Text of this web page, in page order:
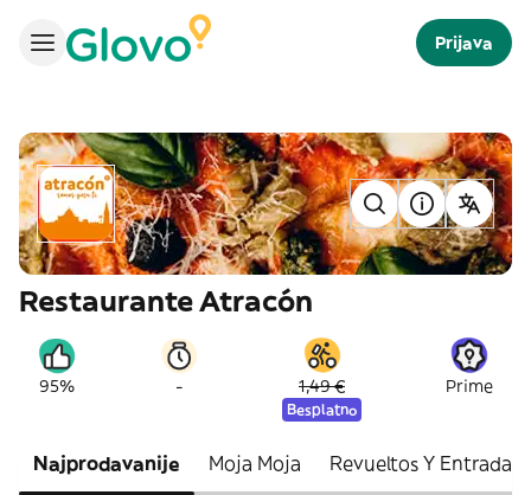
Prijava
Restaurante Atracón
95% - 1,49 €
Besplatno
Prime
Najprodavanije Moja Moja Revueltos Y Entradas